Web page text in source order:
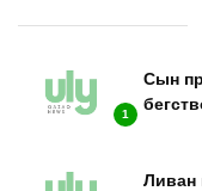
1
Сын
Ливан